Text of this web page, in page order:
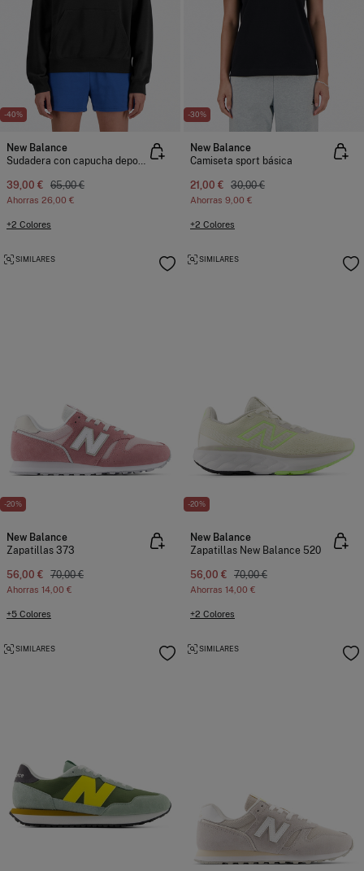
-40%
New Balance
Sudadera con capucha deportiva
39,00 € 65,00 €
Ahorras 26,00 €
+2 Colores
-30%
New Balance
Camiseta sport básica
21,00 € 30,00 €
Ahorras 9,00 €
+2 Colores
-20%
SIMILARES
New Balance
Zapatillas 373
56,00 € 70,00 €
Ahorras 14,00 €
+5 Colores
-20%
SIMILARES
New Balance
Zapatillas New Balance 520
56,00 € 70,00 €
Ahorras 14,00 €
+2 Colores
SIMILARES SIMILARES